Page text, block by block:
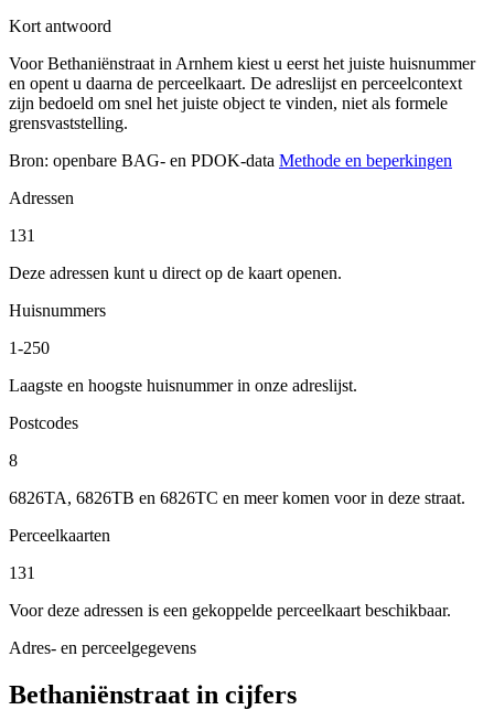
Kort antwoord
Voor Bethaniënstraat in Arnhem kiest u eerst het juiste huisnummer
en opent u daarna de perceelkaart. De adreslijst en perceelcontext
zijn bedoeld om snel het juiste object te vinden, niet als formele
grensvaststelling.
Bron: openbare BAG- en PDOK-data Methode en beperkingen
Adressen
131
Deze adressen kunt u direct op de kaart openen.
Huisnummers
1-250
Laagste en hoogste huisnummer in onze adreslijst.
Postcodes
8
6826TA, 6826TB en 6826TC en meer komen voor in deze straat.
Perceelkaarten
131
Voor deze adressen is een gekoppelde perceelkaart beschikbaar.
Adres- en perceelgegevens
Bethaniënstraat in cijfers